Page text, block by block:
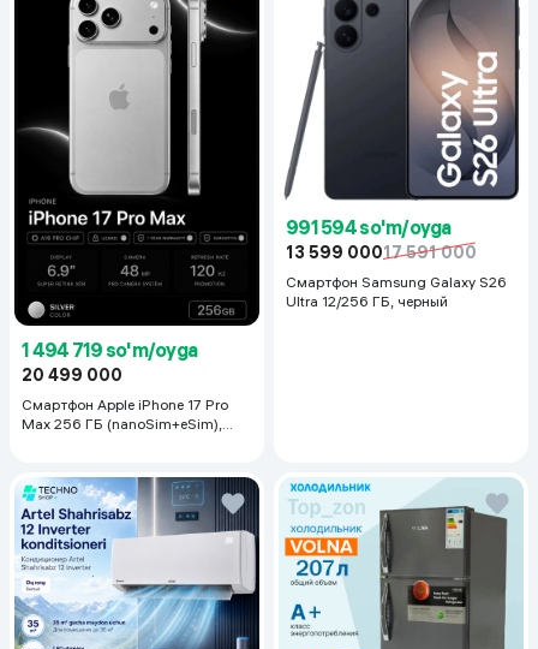
1 494 719 so'm/oyga
20 499 000
Смартфон Apple iPhone 17 Pro
Max 256 ГБ (nanoSim+eSim),
991 594 so'm/oyga
13 599 00017 591 000
Смартфон Samsung Galaxy S26
Ultra 12/256 ГБ, черный